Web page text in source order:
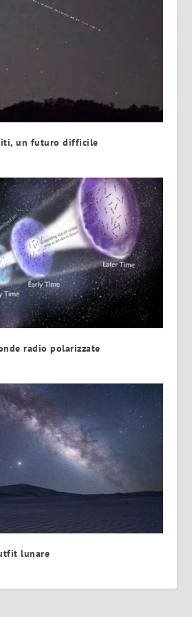
un futuro difficile
radio polarizzate
lunare